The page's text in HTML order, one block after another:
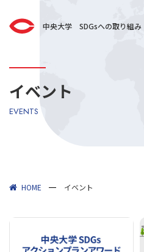
中央大学 SDGsへの取り組み
イベント
EVENTS
HOME イベント